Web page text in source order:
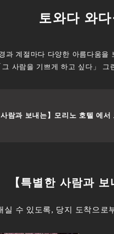
토와다 와
과 계절마다 다양한 아름다움
그 사람을 기쁘게 하고 싶다」
사람과 보내는】모리노 호텔 에서
【특별한 사람과
수 있도록, 당지 도착으